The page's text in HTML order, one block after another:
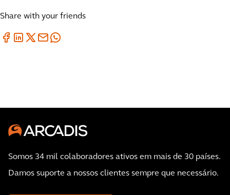
Share with your friends
Somos 34 mil colaboradores ativos em mais de 30 países.
Damos suporte a nossos clientes sempre que necessário.